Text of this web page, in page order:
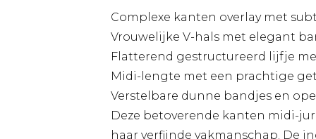
Complexe kanten overlay met
Vrouwelijke V-hals met elegant
Flatterend gestructureerd lijfje
Midi-lengte met een prachtige
Verstelbare dunne bandjes en
Deze betoverende kanten midi-
haar verfijnde vakmanschap. De